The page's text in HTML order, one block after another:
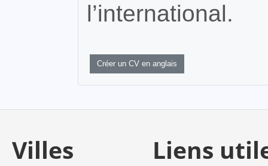
l’international.
Créer un CV en anglais
Villes
Liens